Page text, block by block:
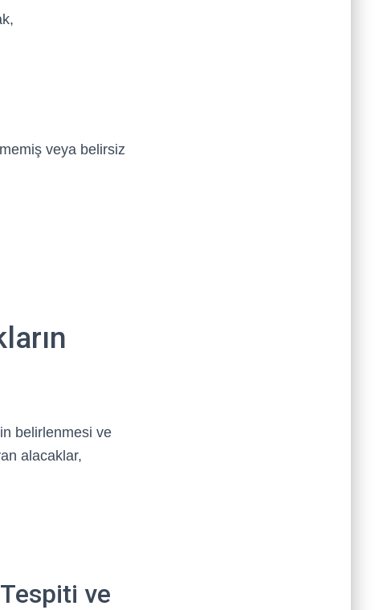
veya belirsiz
belirlenmesi ve
alacaklar,
ve